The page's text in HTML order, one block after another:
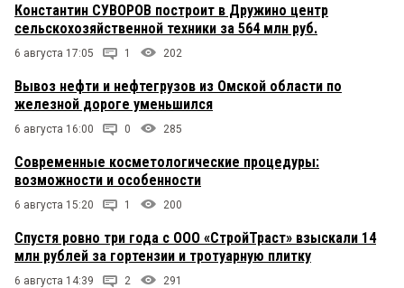
Константин СУВОРОВ построит в Дружино центр
сельскохозяйственной техники за 564 млн руб.
6 августа 17:05 1 202
Вывоз нефти и нефтегрузов из Омской области по
железной дороге уменьшился
6 августа 16:00 0 285
Современные косметологические процедуры:
возможности и особенности
6 августа 15:20 1 200
Спустя ровно три года с ООО «СтройТраст» взыскали 14
млн рублей за гортензии и тротуарную плитку
6 августа 14:39 2 291